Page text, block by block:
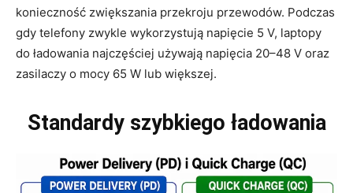
konieczność zwiększania przekroju przewodów. Podczas
gdy telefony zwykle wykorzystują napięcie 5 V, laptopy
do ładowania najczęściej używają napięcia 20–48 V oraz
zasilaczy o mocy 65 W lub większej.
Standardy szybkiego ładowania